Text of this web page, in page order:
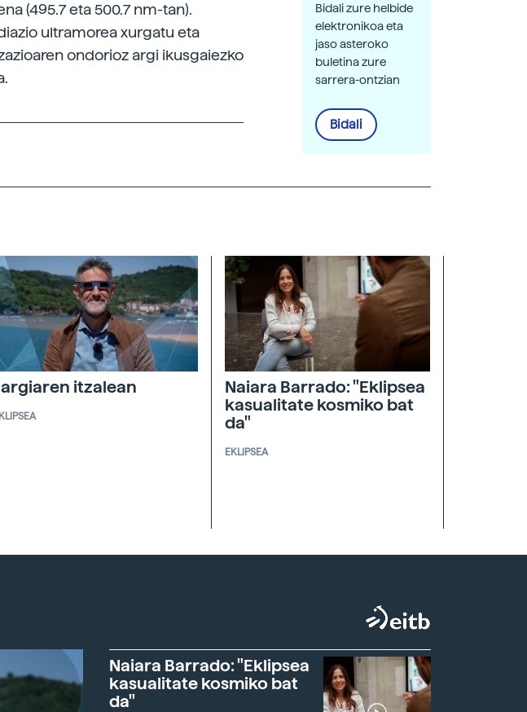
(495.7 eta 500.7 nm-tan).
ultramorea xurgatu eta
ondorioz argi ikusgaiezko
Bidali zure helbide
elektronikoa eta
jaso asteroko
buletina zure
sarrera-ontzian
Bidali
itzalean
Naiara Barrado: "Eklipsea
kasualitate kosmiko bat
da"
EKLIPSEA
Naiara Barrado: "Eklipsea
kasualitate kosmiko bat
da"